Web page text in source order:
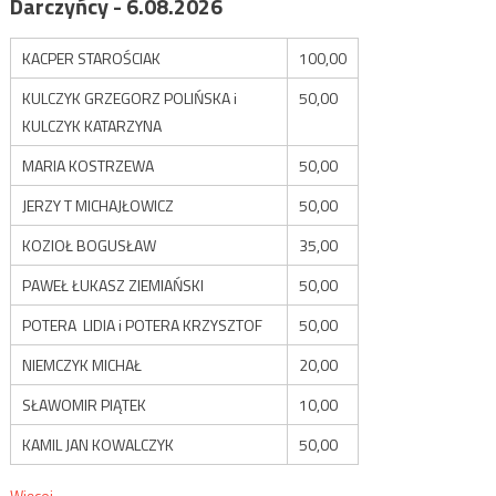
KACPER STAROŚCIAK
100,00
KULCZYK GRZEGORZ POLIŃSKA i
KULCZYK KATARZYNA
50,00
MARIA KOSTRZEWA
50,00
JERZY T MICHAJŁOWICZ
50,00
KOZIOŁ BOGUSŁAW
35,00
PAWEŁ ŁUKASZ ZIEMIAŃSKI
50,00
POTERA LIDIA i POTERA KRZYSZTOF
50,00
NIEMCZYK MICHAŁ
20,00
SŁAWOMIR PIĄTEK
10,00
KAMIL JAN KOWALCZYK
50,00